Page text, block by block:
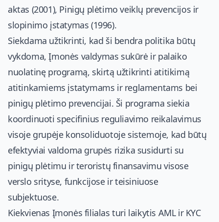
aktas (2001), Pinigų plėtimo veiklų prevencijos ir
slopinimo įstatymas (1996).
Siekdama užtikrinti, kad ši bendra politika būtų
vykdoma, Įmonės valdymas sukūrė ir palaiko
nuolatinę programą, skirtą užtikrinti atitikimą
atitinkamiems įstatymams ir reglamentams bei
pinigų plėtimo prevencijai. Ši programa siekia
koordinuoti specifinius reguliavimo reikalavimus
visoje grupėje konsoliduotoje sistemoje, kad būtų
efektyviai valdoma grupės rizika susidurti su
pinigų plėtimu ir teroristų finansavimu visose
verslo srityse, funkcijose ir teisiniuose
subjektuose.
Kiekvienas Įmonės filialas turi laikytis AML ir KYC